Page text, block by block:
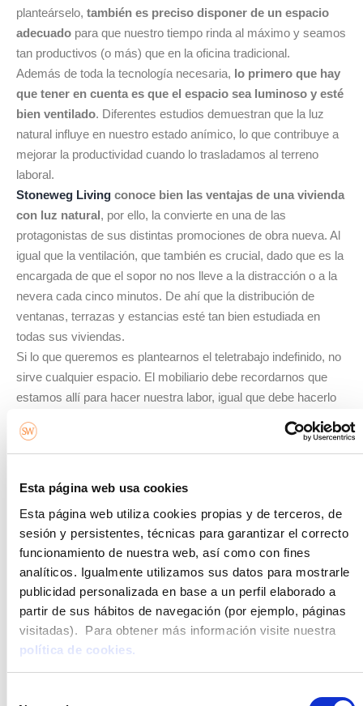
Esta página web usa cookies
Esta página web utiliza cookies propias y de terceros, de
sesión y persistentes, técnicas para garantizar el correcto
funcionamiento de nuestra web, así como con fines
analíticos. Igualmente utilizamos sus datos para mostrarle
publicidad personalizada en base a un perfil elaborado a
partir de sus hábitos de navegación (por ejemplo, páginas
visitadas). Para obtener más información visite nuestra
política de cookies.
planteárselo, también es preciso disponer de un espacio
adecuado para que nuestro tiempo rinda al máximo y seamos
tan productivos (o más) que en la oficina tradicional.
Además de toda la tecnología necesaria, lo primero que hay
que tener en cuenta es que el espacio sea luminoso y esté
bien ventilado. Diferentes estudios demuestran que la luz
natural influye en nuestro estado anímico, lo que contribuye a
mejorar la productividad cuando lo trasladamos al terreno
laboral.
Stoneweg Living conoce bien las ventajas de una vivienda
con luz natural, por ello, la convierte en una de las
protagonistas de sus distintas promociones de obra nueva. Al
igual que la ventilación, que también es crucial, dado que es la
encargada de que el sopor no nos lleve a la distracción o a la
nevera cada cinco minutos. De ahí que la distribución de
ventanas, terrazas y estancias esté tan bien estudiada en
todas sus viviendas.
Si lo que queremos es plantearnos el teletrabajo indefinido, no
sirve cualquier espacio. El mobiliario debe recordarnos que
estamos allí para hacer nuestra labor, igual que debe hacerlo
ello,
es recomendable escoger colores claros y mobiliario
específico de despacho, como por ejemplo una mesa cuyas
ergonómica, muebles y estanterías para guardar carpetas y
documentación, un panel de pared para apuntar ideas o citas
importantes… todo debe recordarnos qué funcionalidad tiene
aquel lugar.
Lo más aconsejable es situar la oficina en una habitación
destinada exclusivamente a ese fin. Sin embargo, no todos
contamos con una habitación extra que podamos habilitar
como despacho. Cuando esto sucede tendremos que
aprovechar rincones, principalmente en el salón, donde la luz
moleste al pasar o donde el día a día de la vivienda no se